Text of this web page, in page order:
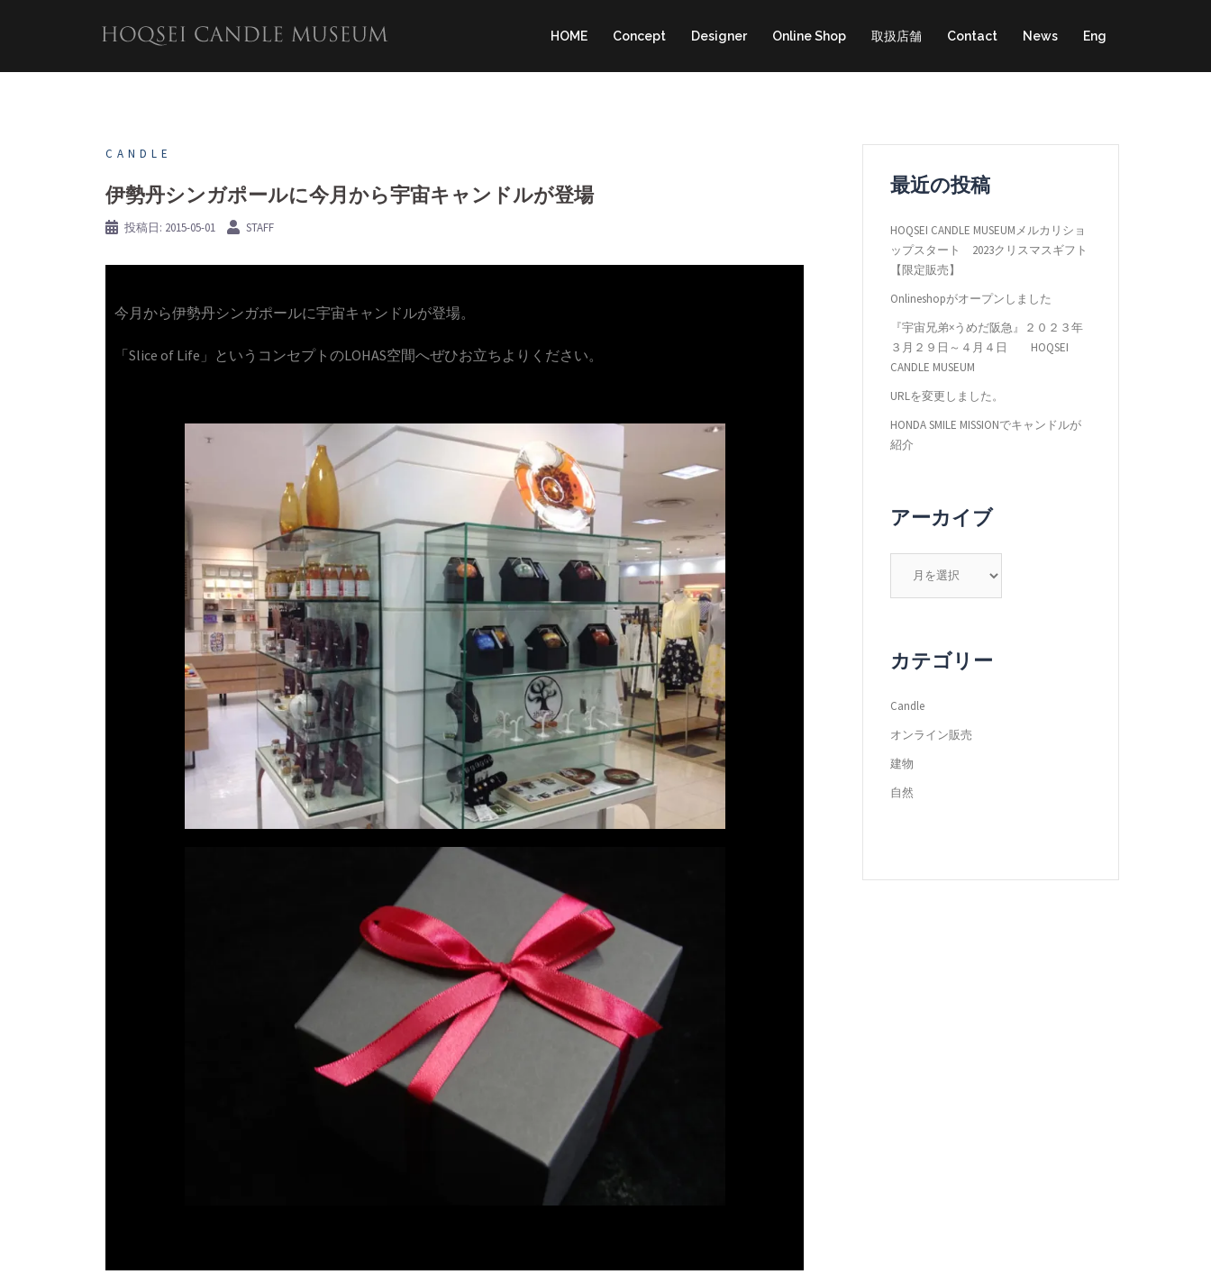
HOME Concept Designer Online Shop 取扱店舗 Contact News Eng
CANDLE
伊勢丹シンガポールに今月から宇宙キャンドルが登場
投稿日: 2015-05-01 STAFF
今月から伊勢丹シンガポールに宇宙キャンドルが登場。
「Slice of Life」というコンセプトのLOHAS空間へぜひお立ちよりください。
最近の投稿
HOQSEI CANDLE MUSEUMメルカリショ
ップスタート 2023クリスマスギフト
【限定販売】
Onlineshopがオープンしました
『宇宙兄弟×うめだ阪急』２０２３年
３月２９日～４月４日 HOQSEI
CANDLE MUSEUM
URLを変更しました。
HONDA SMILE MISSIONでキャンドルが
紹介
アーカイブ
カ
カテゴリー
Candle
オンライン販売
建物
自然